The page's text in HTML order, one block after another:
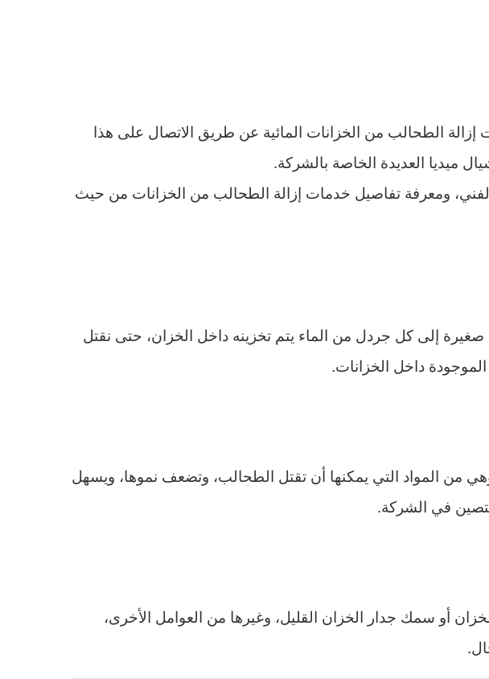
الطحالب من الخزانات المائية عن طريق الاتصال على هذا
ومعرفة تفاصيل خدمات إزالة الطحالب من الخزانات من حيث
إلى كل جردل من الماء يتم تخزينه داخل الخزان، حتى نقتل
داخل الخزانات.
من المواد التي يمكنها أن تقتل الطحالب، وتضعف نموها، ويسهل
في الشركة.
أو سمك جدار الخزان القليل، وغيرها من العوامل الأخرى،